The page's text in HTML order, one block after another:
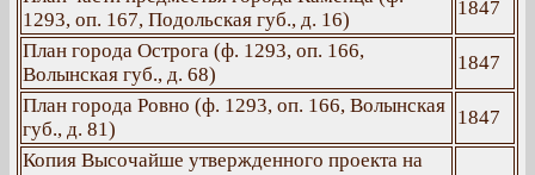
1293, оп. 167, Подольская губ., д. 16)
1847
План города Острога (ф. 1293, оп. 166,
Волынская губ., д. 68)
1847
План города Ровно (ф. 1293, оп. 166, Волынская
губ., д. 81)
1847
Копия Высочайше утвержденного проекта на